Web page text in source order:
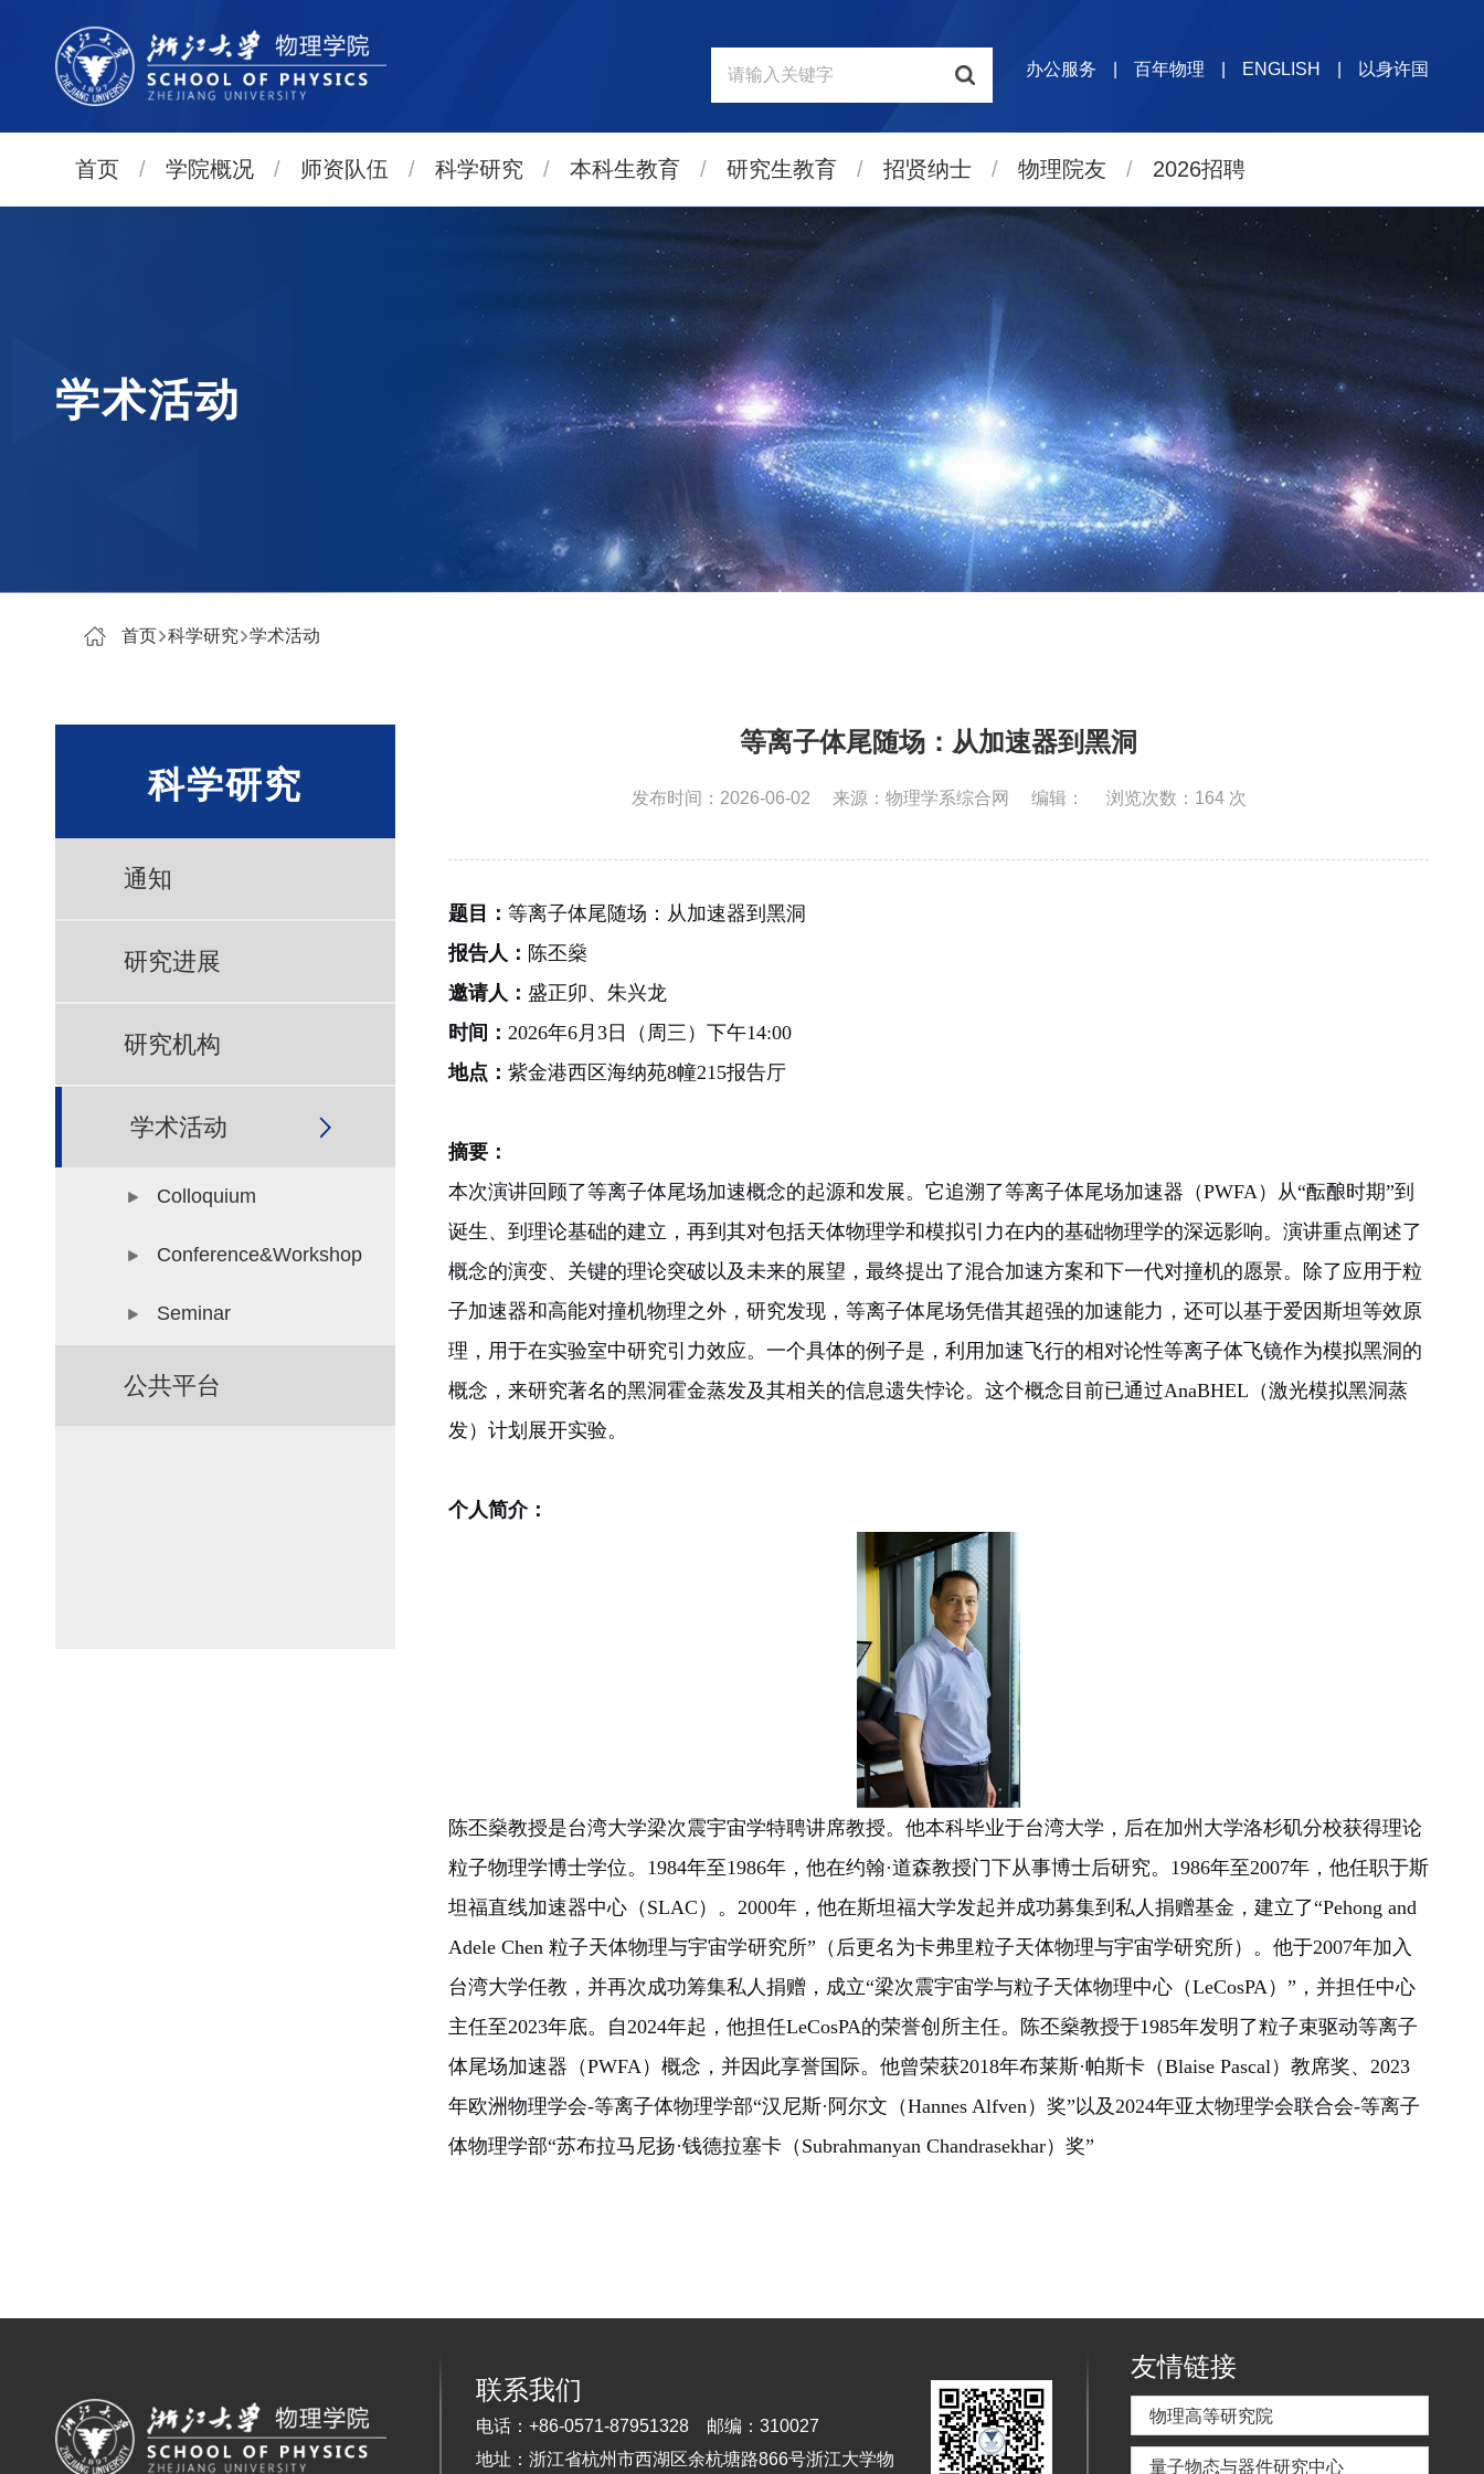
办公服务 百年物理 ENGLISH 以身许国
首页 / 学院概况 / 师资队伍 / 科学研究 / 本科生教育 / 研究生教育 / 招贤纳士 / 物理院友 / 2026招聘
学术活动
首页 科学研究 学术活动
科学研究
通知
研究进展
研究机构
学术活动
Colloquium
Conference&Workshop
Seminar
公共平台
等离子体尾随场：从加速器到黑洞
发布时间：2026-06-02 来源：物理学系综合网 编辑： 浏览次数： 164 次
题目： 等离子体尾随场：从加速器到黑洞
报告人： 陈丕燊
邀请人： 盛正卯、朱兴龙
时间： 2026年6月3日（周三）下午14:00
地点： 紫金港西区海纳苑8幢215报告厅
摘要：
本次演讲回顾了等离子体尾场加速概念的起源和发展。它追溯了等离子体尾场加速器（PWFA）从“酝酿时期”到
诞生、到理论基础的建立，再到其对包括天体物理学和模拟引力在内的基础物理学的深远影响。演讲重点阐述了
概念的演变、关键的理论突破以及未来的展望，最终提出了混合加速方案和下一代对撞机的愿景。除了应用于粒
子加速器和高能对撞机物理之外，研究发现，等离子体尾场凭借其超强的加速能力，还可以基于爱因斯坦等效原
理，用于在实验室中研究引力效应。一个具体的例子是，利用加速飞行的相对论性等离子体飞镜作为模拟黑洞的
概念，来研究著名的黑洞霍金蒸发及其相关的信息遗失悖论。这个概念目前已通过AnaBHEL（激光模拟黑洞蒸
发）计划展开实验。
个人简介：
陈丕燊教授是台湾大学梁次震宇宙学特聘讲席教授。他本科毕业于台湾大学，后在加州大学洛杉矶分校获得理论
粒子物理学博士学位。1984年至1986年，他在约翰·道森教授门下从事博士后研究。1986年至2007年，他任职于斯
坦福直线加速器中心（SLAC）。2000年，他在斯坦福大学发起并成功募集到私人捐赠基金，建立了“Pehong and
Adele Chen 粒子天体物理与宇宙学研究所”（后更名为卡弗里粒子天体物理与宇宙学研究所）。他于2007年加入
台湾大学任教，并再次成功筹集私人捐赠，成立“梁次震宇宙学与粒子天体物理中心（LeCosPA）”，并担任中心
主任至2023年底。自2024年起，他担任LeCosPA的荣誉创所主任。陈丕燊教授于1985年发明了粒子束驱动等离子
体尾场加速器（PWFA）概念，并因此享誉国际。他曾荣获2018年布莱斯·帕斯卡（Blaise Pascal）教席奖、2023
年欧洲物理学会-等离子体物理学部“汉尼斯·阿尔文（Hannes Alfven）奖”以及2024年亚太物理学会联合会-等离子
体物理学部“苏布拉马尼扬·钱德拉塞卡（Subrahmanyan Chandrasekhar）奖”
联系我们
电话： +86-0571-87951328 邮编： 310027
地址： 浙江省杭州市西湖区余杭塘路866号浙江大学物
友情链接
物理高等研究院
量子物态与器件研究中心